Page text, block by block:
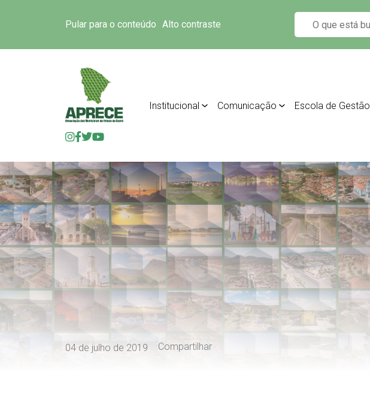
Pular para o conteúdo Alto contraste
Institucional Comunicação Escola de Gestão
04 de julho de 2019 Compartilhar